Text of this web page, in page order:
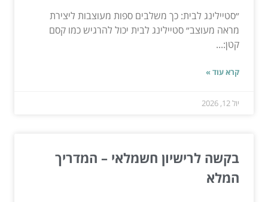
״סטיילינג לבית: כך משלבים ספות מעוצבות ליצירת
מראה מעוצב״ סטיילינג לבית יכול להרגיש כמו קסם
קטן:...
קרא עוד »
יול 12, 2026
בקשה לרישיון חשמלאי – המדריך
המלא